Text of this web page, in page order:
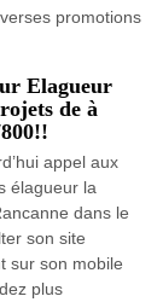
promotions
Elagueur
de à
appel aux
élagueur la
dans le
son site
sur son mobile
plus